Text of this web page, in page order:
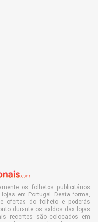
os folhetos publicitários
em Portugal. Desta forma,
ofertas do folheto e poderás
durante os saldos das lojas
recentes são colocados em